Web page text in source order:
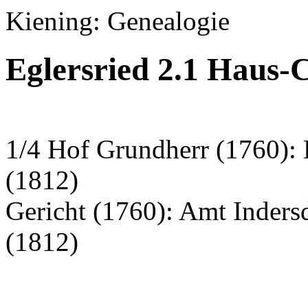
Kiening: Genealogie
Eglersried 2.1
1/4 Hof Grundherr
(1812)
Gericht (1760): Amt
(1812)